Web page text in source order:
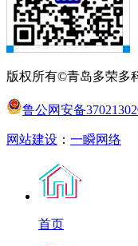
版权所有©青岛多荣多
鲁公网安备
网站建设 ： 一瞬网络
首页